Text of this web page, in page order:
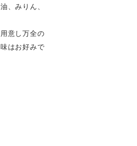
、みりん、
意し万全の
はお好みで